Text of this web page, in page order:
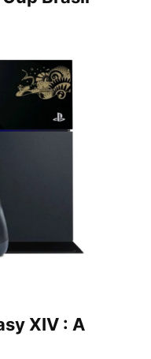
XIV : A